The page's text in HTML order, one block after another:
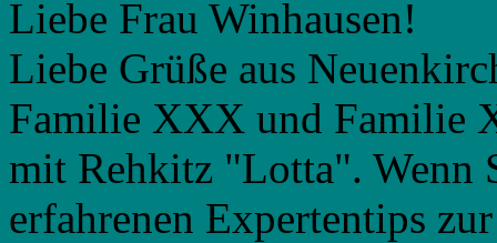
Liebe Frau Winhausen!
Liebe Grüße aus
Familie XXX und Familie
mit Rehkitz "Lotta". Wenn
erfahrenen Expertentips